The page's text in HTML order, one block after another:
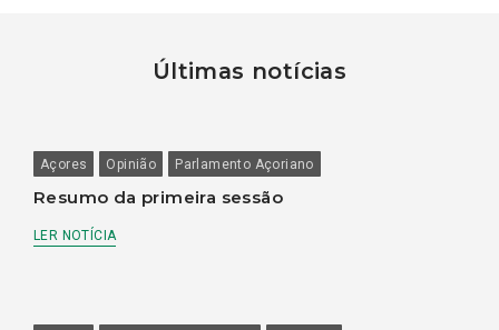
Últimas notícias
Açores Opinião Parlamento Açoriano
Resumo da primeira sessão
LER NOTÍCIA